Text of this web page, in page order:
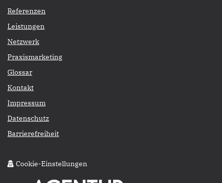
Referenzen
Leistungen
Netzwerk
Praxismarketing
Glossar
Kontakt
Impressum
Datenschutz
Barrierefreiheit
Cookie-Einstellungen